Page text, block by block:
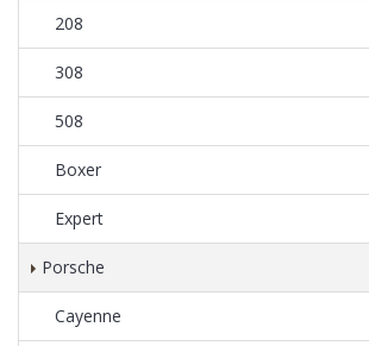
208
308
508
Boxer
Expert
Porsche
Cayenne